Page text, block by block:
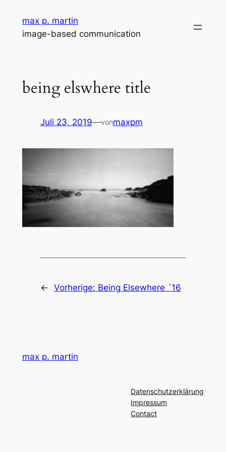
Inhalt
springen
max p. martin
image-based communication
being elswhere title
Juli 23, 2019—vonmaxpm
← Vorherige: Being Elsewhere ´16
max p. martin
Datenschutzerklärung
Impressum
Contact